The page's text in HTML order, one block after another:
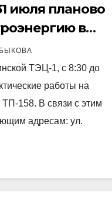
июля планово
в
ТЭЦ-1, с 8:30 до
работы на
158. В связи с этим
адресам: ул.